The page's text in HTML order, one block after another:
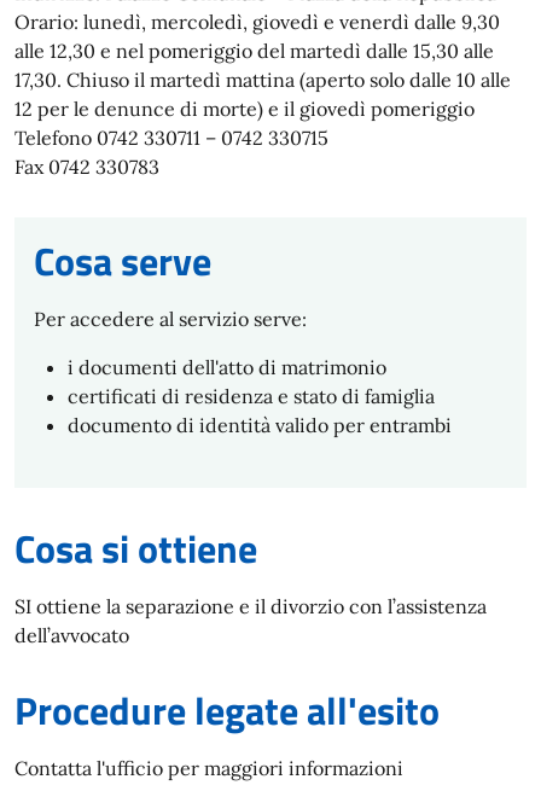
Orario: lunedì, mercoledì, giovedì e venerdì dalle 9,30
alle 12,30 e nel pomeriggio del martedì dalle 15,30 alle
17,30. Chiuso il martedì mattina (aperto solo dalle 10 alle
12 per le denunce di morte) e il giovedì pomeriggio
Telefono 0742 330711 – 0742 330715
Fax 0742 330783
Cosa serve
Per accedere al servizio serve:
i documenti dell'atto di matrimonio
certificati di residenza e stato di famiglia
documento di identità valido per entrambi
Cosa si ottiene
SI ottiene la separazione e il divorzio con l’assistenza
dell’avvocato
Procedure legate all'esito
Contatta l'ufficio per maggiori informazioni